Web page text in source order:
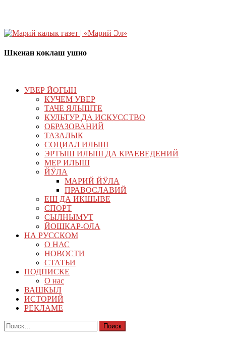
Шкенан коклаш ушно
УВЕР ЙОГЫН
КУЧЕМ УВЕР
ТАЧЕ ЯЛЫШТЕ
КУЛЬТУР ДА ИСКУССТВО
ОБРАЗОВАНИЙ
ТАЗАЛЫК
СОЦИАЛ ИЛЫШ
ЭРТЫШ ИЛЫШ ДА КРАЕВЕДЕНИЙ
МЕР ИЛЫШ
ЙӰЛА
МАРИЙ ЙӰЛА
ПРАВОСЛАВИЙ
ЕШ ДА ИКШЫВЕ
СПОРТ
СЫЛНЫМУТ
ЙОШКАР-ОЛА
НА РУССКОМ
О НАС
НОВОСТИ
СТАТЬИ
ПОДПИСКЕ
О нас
ВАШКЫЛ
ИСТОРИЙ
РЕКЛАМЕ
Найти: